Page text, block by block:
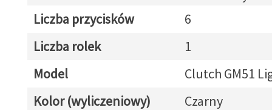
Liczba przycisków
6
Liczba rolek
1
Model
Clutch GM51
Kolor (wyliczeniowy)
Czarny